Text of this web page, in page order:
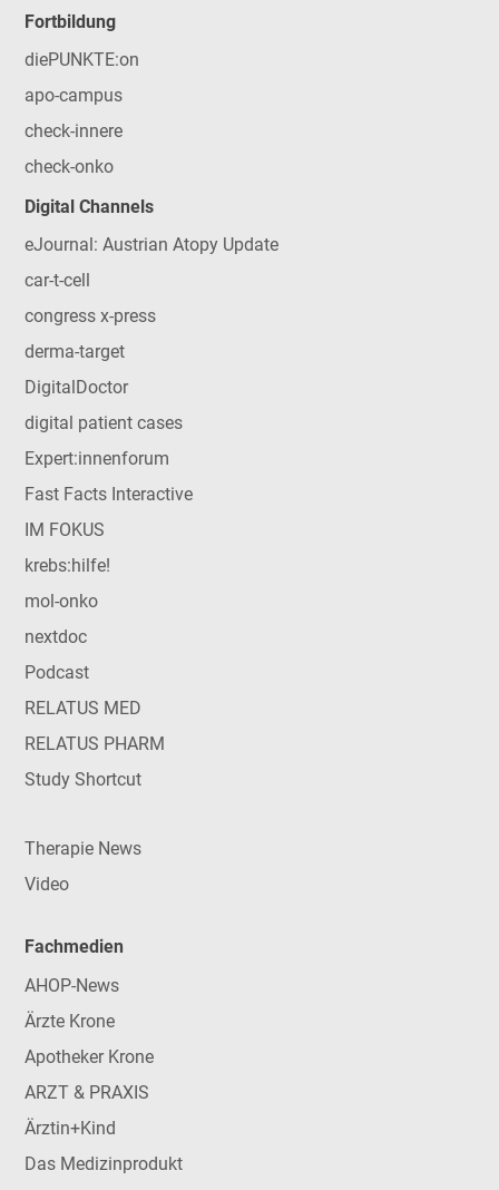
Fortbildung
diePUNKTE:on
apo-campus
check-innere
check-onko
Digital Channels
eJournal: Austrian Atopy Update
car-t-cell
congress x-press
derma-target
DigitalDoctor
digital patient cases
Expert:innenforum
Fast Facts Interactive
IM FOKUS
krebs:hilfe!
mol-onko
nextdoc
Podcast
RELATUS MED
RELATUS PHARM
Study Shortcut
Therapie News
Video
Fachmedien
AHOP-News
Ärzte Krone
Apotheker Krone
ARZT & PRAXIS
Ärztin+Kind
Das Medizinprodukt